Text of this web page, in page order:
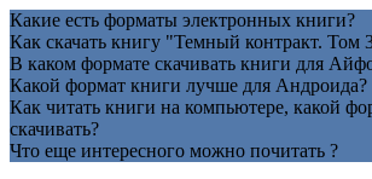
Какие есть форматы электронных книги?
Как скачать книгу "Темный контракт. Том
В каком формате скачивать книги для
Какой формат книги лучше для Андроида?
Как читать книги на компьютере, какой
скачивать?
Что еще интересного можно почитать ?